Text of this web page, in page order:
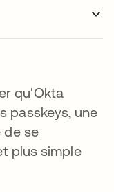
qu'Okta
passkeys, une
de se
plus simple